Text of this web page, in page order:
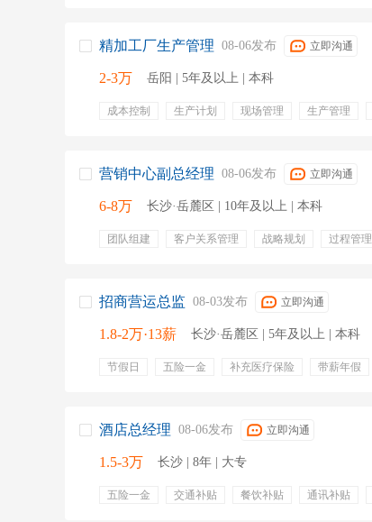
精加工厂生产管理 08-06发布 立即沟通
2-3万 岳阳 | 5年及以上 | 本科
成本控制 生产计划 现场管理 生产管理
营销中心副总经理 08-06发布 立即沟通
6-8万 长沙·岳麓区 | 10年及以上 | 本科
团队组建 客户关系管理 战略规划 过程管理
包住
免费班车
招商营运总监 08-03发布 立即沟通
1.8-2万·13薪 长沙·岳麓区 | 5年及以上 | 本科
节假日 五险一金 补充医疗保险 带薪年假
商业体系
酒店总经理 08-06发布 立即沟通
1.5-3万 长沙 | 8年 | 大专
五险一金 交通补贴 餐饮补贴 通讯补贴